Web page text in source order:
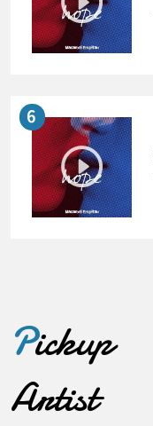
6
Pickup
Artist